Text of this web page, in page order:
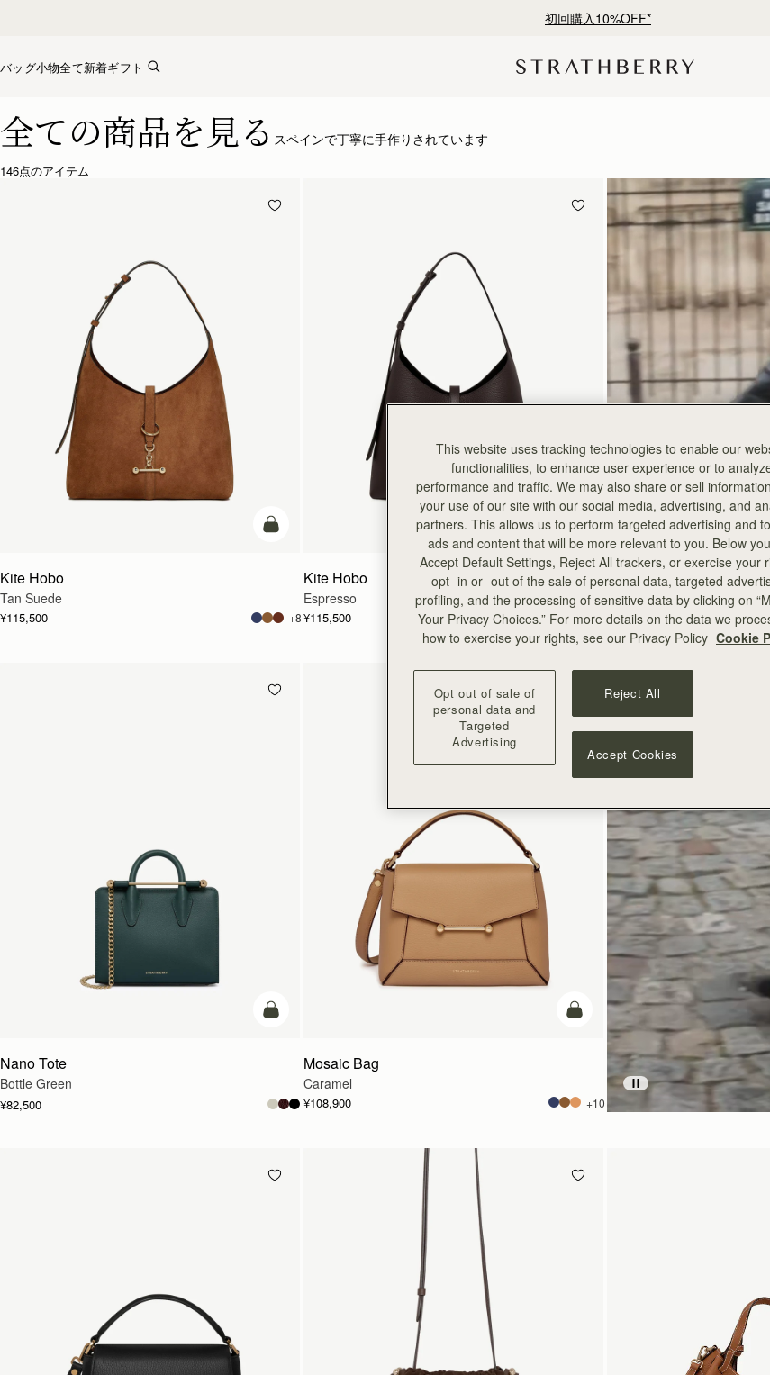
初回購入10%OFF*
バッグ小物全て新着ギフト
全ての商品を見る スペインで丁寧に手作りされています
146点のアイテム
カートに追加
Kite Hobo
Tan Suede
¥115,500 +8
カートに追加
Kite Hobo
Espresso
¥115,500 +8
カートに追加
Nano Tote
Bottle Green
¥82,500
カートに追加
Mosaic Bag
Caramel
¥108,900 +10
This website uses tracking technologies to enable our
functionalities, to enhance user experience or to
performance and traffic. We may also share or sell
your use of our site with our social media, advertising, and
partners. This allows us to perform targeted advertising and
ads and content that will be more relevant to you. Below
Accept Default Settings, Reject All trackers, or exercise your
opt -in or -out of the sale of personal data, targeted
profiling, and the processing of sensitive data by clicking on
Your Privacy Choices.” For more details on the data we
how to exercise your rights, see our Privacy Policy Cookie
Opt out of sale of
personal data and
Targeted
Advertising
Reject All
Accept Cookies